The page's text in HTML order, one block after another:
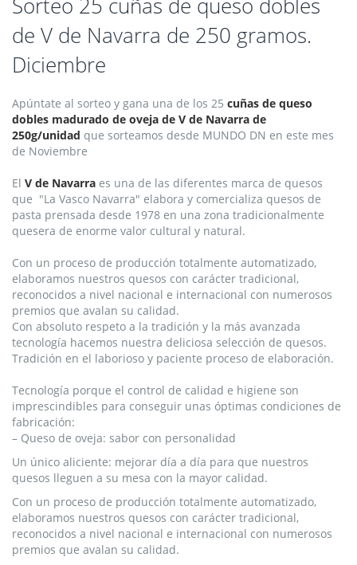
Sorteo 25 cuñas de queso dobles
de V de Navarra de 250 gramos.
Diciembre
Apúntate al sorteo y gana una de los 25 cuñas de queso
dobles madurado de oveja de V de Navarra de
250g/unidad que sorteamos desde MUNDO DN en este mes
de Noviembre
El V de Navarra es una de las diferentes marca de quesos
que "La Vasco Navarra" elabora y comercializa quesos de
pasta prensada desde 1978 en una zona tradicionalmente
quesera de enorme valor cultural y natural.
Con un proceso de producción totalmente automatizado,
elaboramos nuestros quesos con carácter tradicional,
reconocidos a nivel nacional e internacional con numerosos
premios que avalan su calidad.
Con absoluto respeto a la tradición y la más avanzada
tecnología hacemos nuestra deliciosa selección de quesos.
Tradición en el laborioso y paciente proceso de elaboración.
Tecnología porque el control de calidad e higiene son
imprescindibles para conseguir unas óptimas condiciones de
fabricación:
– Queso de oveja: sabor con personalidad
Un único aliciente: mejorar día a día para que nuestros
quesos lleguen a su mesa con la mayor calidad.
Con un proceso de producción totalmente automatizado,
elaboramos nuestros quesos con carácter tradicional,
reconocidos a nivel nacional e internacional con numerosos
premios que avalan su calidad.
al
comienzo
de
la
imágenes